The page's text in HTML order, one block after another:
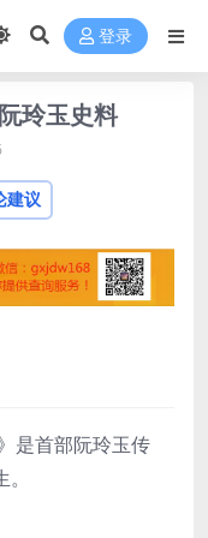
登录
玲玉史料
建议
是首部阮玲玉传